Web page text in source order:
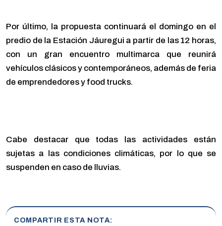
Por último, la propuesta continuará el domingo en el
predio de la Estación Jáuregui a partir de las 12 horas,
con un gran encuentro multimarca que reunirá
vehículos clásicos y contemporáneos, además de feria
de emprendedores y food trucks.
Cabe destacar que todas las actividades están
sujetas a las condiciones climáticas, por lo que se
suspenden en caso de lluvias.
COMPARTIR ESTA NOTA